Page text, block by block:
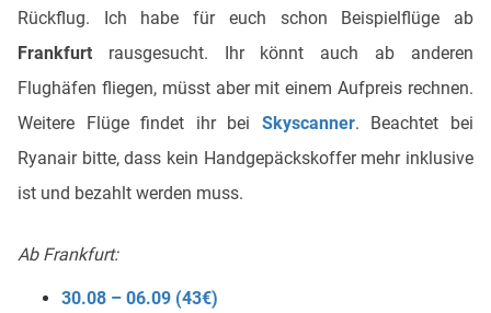
Rückflug. Ich habe für euch schon Beispielflüge ab
Frankfurt rausgesucht. Ihr könnt auch ab anderen
Flughäfen fliegen, müsst aber mit einem Aufpreis rechnen.
Weitere Flüge findet ihr bei Skyscanner. Beachtet bei
Ryanair bitte, dass kein Handgepäckskoffer mehr inklusive
ist und bezahlt werden muss.
Ab Frankfurt:
30.08 – 06.09 (43€)